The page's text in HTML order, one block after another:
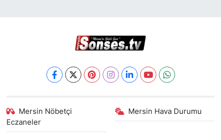
Mersin Nöbetçi
Eczaneler
Mersin Hava Durumu